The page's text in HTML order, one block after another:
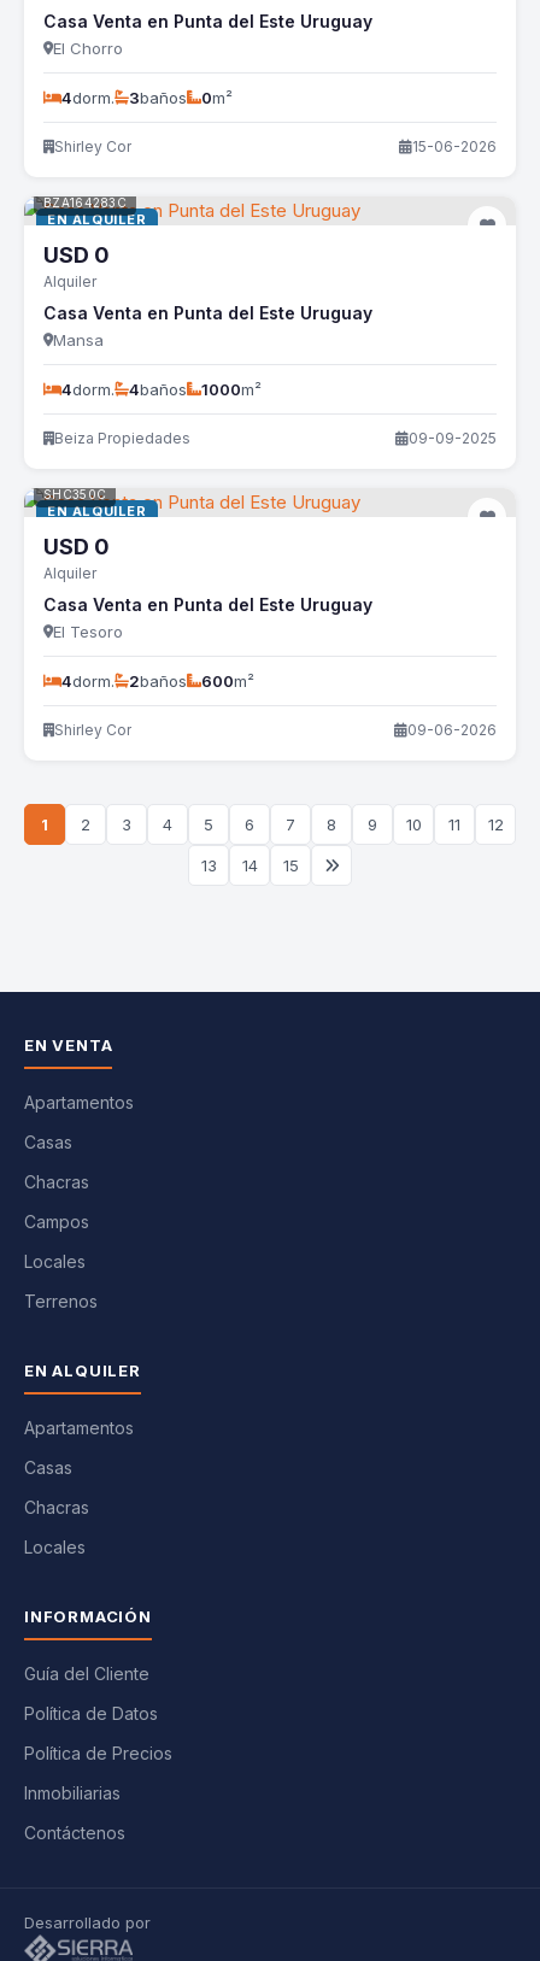
Casa Venta en Punta del Este Uruguay
El Chorro
4dorm. 3baños 0m²
Shirley Cor 15-06-2026
EN ALQUILER
BZA164283C
USD 0
Alquiler
Casa Venta en Punta del Este Uruguay
Mansa
4dorm. 4baños 1000m²
Beiza Propiedades 09-09-2025
EN ALQUILER
SHC350C
USD 0
Alquiler
Casa Venta en Punta del Este Uruguay
El Tesoro
4dorm. 2baños 600m²
Shirley Cor 09-06-2026
1 2 3 4 5 6 7 8 9 10 11 12
13 14 15
EN VENTA
Apartamentos
Casas
Chacras
Campos
Locales
Terrenos
EN ALQUILER
Apartamentos
Casas
Chacras
Locales
INFORMACIÓN
Guía del Cliente
Política de Datos
Política de Precios
Inmobiliarias
Contáctenos
Desarrollado por